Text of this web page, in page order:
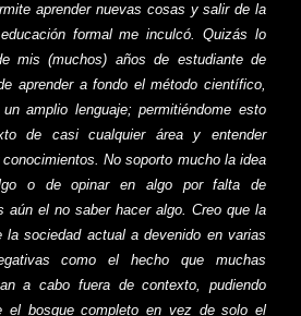
aprender nuevas cosas y salir de la
formal me inculcó. Quizás lo
mis (muchos) años de estudiante de
aprender a fondo el método científico,
amplio lenguaje; permitiéndome esto
de casi cualquier área y entender
No soporto mucho la idea
o de opinar en algo por falta de
aún el no saber hacer algo. Creo que la
la sociedad actual a devenido en varias
como el hecho que muchas
a cabo fuera de contexto, pudiendo
el bosque completo en vez de solo el